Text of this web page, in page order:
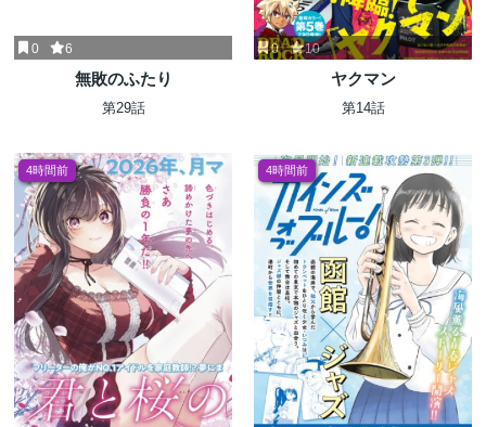
0 6
無敗のふたり
第29話
0 10
ヤクマン
第14話
4時間前 4時間前